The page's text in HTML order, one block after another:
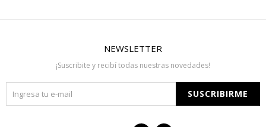
NEWSLETTER
¡Suscribite y recibí todas nuestras novedades!
SUSCRIBIRME